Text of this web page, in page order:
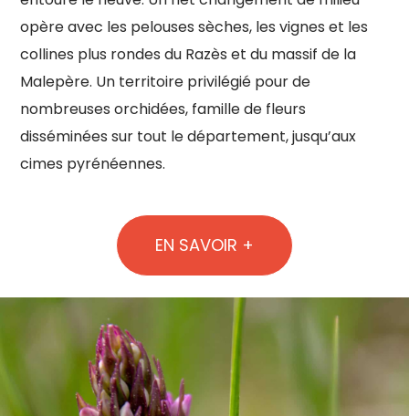
opère avec les pelouses sèches, les vignes et les
collines plus rondes du Razès et du massif de la
Malepère. Un territoire privilégié pour de
nombreuses orchidées, famille de fleurs
disséminées sur tout le département, jusqu’aux
cimes pyrénéennes.
EN SAVOIR +